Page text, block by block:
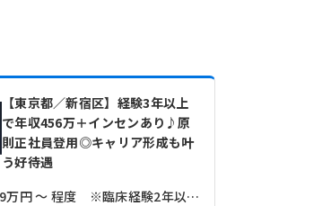
【東京都／新宿区】経験3年以上
で年収456万＋インセンあり♪原
則正社員登用◎キャリア形成も叶
う好待遇
【月収】32.9万円 ～ 程度 ※臨床経験2年以上3年未満モデル